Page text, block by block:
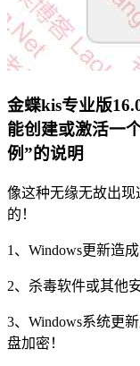
金蝶kis专业版
能创建或激活一
例”的说明
像这种无缘无故出现
的！
1、Windows更新造
2、杀毒软件或其他
3、Windows系统更
盘加密！